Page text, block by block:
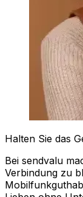
Halten Sie das
Bei sendvalu
Verbindung zu